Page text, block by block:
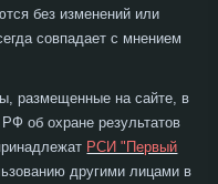
без изменений или
совпадает с мнением
размещенные на сайте, в
об охране результатов
РСИ "Первый
другими лицами в